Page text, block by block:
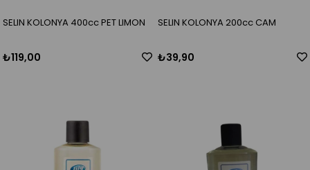
SELIN KOLONYA 400cc PET LIMON
₺119,00
SELIN KOLONYA 200cc CAM
₺39,90